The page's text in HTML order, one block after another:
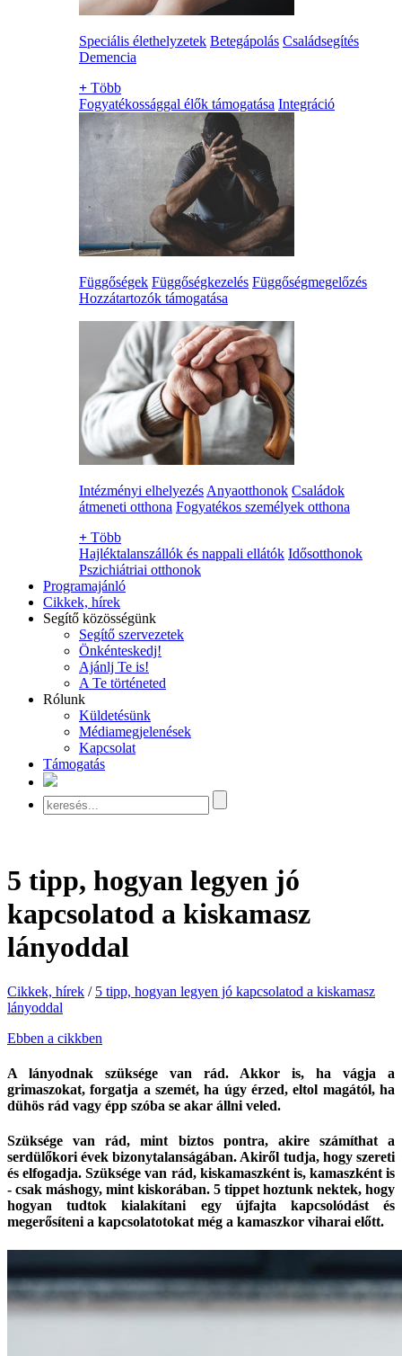
Speciális élethelyzetek Betegápolás Családsegítés
Demencia
+ Több
Fogyatékossággal élők támogatása Integráció
Függőségek Függőségkezelés Függőségmegelőzés
Hozzátartozók támogatása
Intézményi elhelyezés Anyaotthonok Családok
átmeneti otthona Fogyatékos személyek otthona
+ Több
Hajléktalanszállók és nappali ellátók Idősotthonok
Pszichiátriai otthonok
Programajánló
Cikkek, hírek
Segítő közösségünk
Segítő szervezetek
Önkénteskedj!
Ajánlj Te is!
A Te történeted
Rólunk
Küldetésünk
Médiamegjelenések
Kapcsolat
Támogatás
5 tipp, hogyan legyen jó
kapcsolatod a kiskamasz
lányoddal
Cikkek, hírek / 5 tipp, hogyan legyen jó kapcsolatod a kiskamasz
lányoddal
Ebben a cikkben
A lányodnak szüksége van rád. Akkor is, ha vágja a
grimaszokat, forgatja a szemét, ha úgy érzed, eltol magától, ha
dühös rád vagy épp szóba se akar állni veled.
Szüksége van rád, mint biztos pontra, akire számíthat a
serdülőkori évek bizonytalanságában. Akiről tudja, hogy szereti
és elfogadja. Szüksége van rád, kiskamaszként is, kamaszként is
- csak máshogy, mint kiskorában. 5 tippet hoztunk nektek, hogy
hogyan tudtok kialakítani egy újfajta kapcsolódást és
megerősíteni a kapcsolatotokat még a kamaszkor viharai előtt.